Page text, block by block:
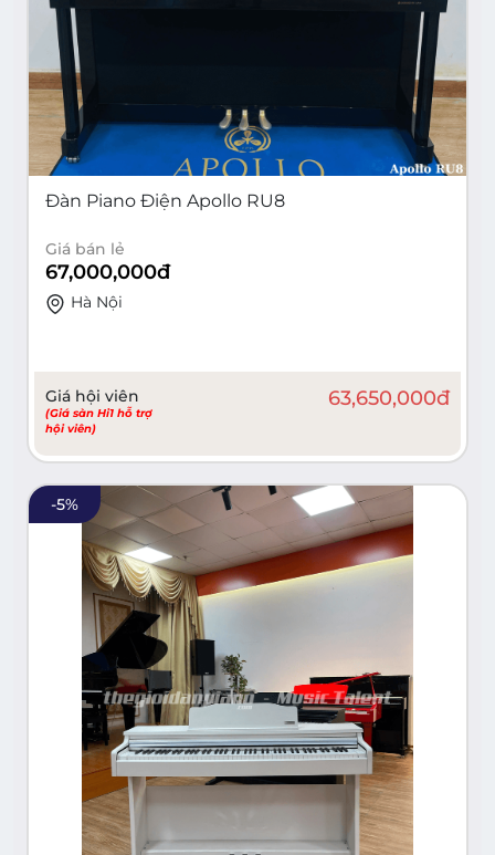
Đàn Piano Điện Apollo RU8
Giá bán lẻ
67,000,000đ
Hà Nội
Giá hội viên
(Giá sàn Hi1 hỗ trợ
hội viên)
63,650,000đ
-5%